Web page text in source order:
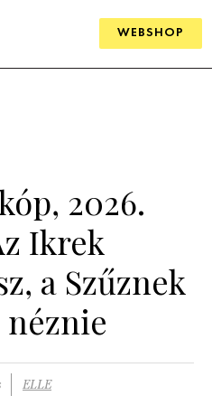
WEBSHOP
2026.
Ikrek
a Szűznek
néznie
ELLE